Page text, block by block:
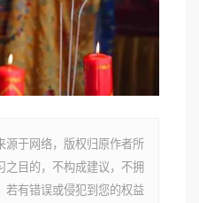
源于网络，版权归原作者所
之目的，不构成建议，不拥
若有错误或侵犯到您的权益